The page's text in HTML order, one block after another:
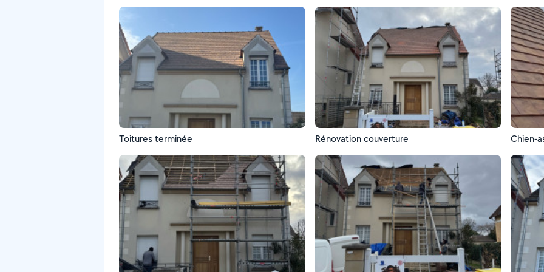
Toitures terminée Rénovation couverture Chien-